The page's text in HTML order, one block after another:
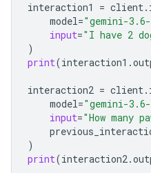
interaction1 = client.
model="gemini-
input="I have 2
)
print(interaction1 .
interaction2 = client.
model="gemini-
input="How many
)
print(interaction2.